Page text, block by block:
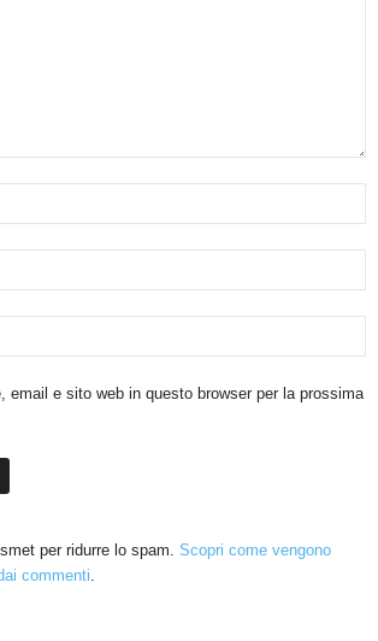
email e sito web in questo browser per la prossima
per ridurre lo spam. Scopri come vengono
commenti.